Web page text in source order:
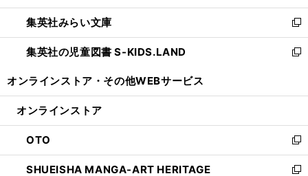
開
く
ウ
で
開
く
ン
ド
ウ
で
ウ
ィ
ン
ド
開
集英社みらい文庫
新
し
い
ン
ウ
で
開
く
集英社の児童図書 S-KIDS.LAND
新
ウ
ン
ド
ウ
で
オンラインストア・ その他WEBサービス
オンラインストア
OTO
新
し
い
SHUEISHA MANGA-ART HERITAGE 新